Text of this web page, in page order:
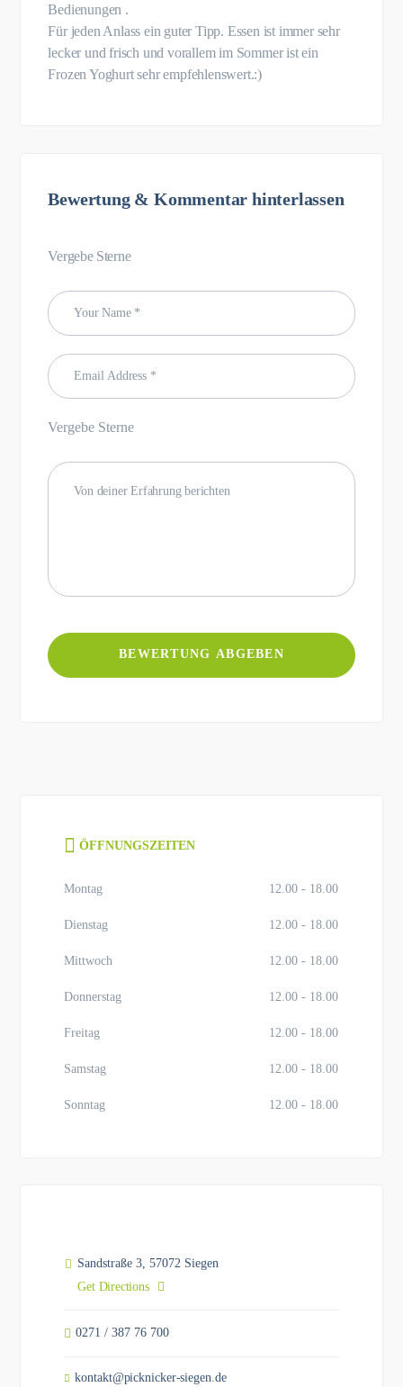
Bedienungen .
Für jeden Anlass ein guter Tipp. Essen ist immer sehr
lecker und frisch und vorallem im Sommer ist ein
Frozen Yoghurt sehr empfehlenswert.:)
Bewertung & Kommentar hinterlassen
Vergebe Sterne
Vergebe Sterne
ÖFFNUNGSZEITEN
Montag 12.00 - 18.00
Dienstag 12.00 - 18.00
Mittwoch 12.00 - 18.00
Donnerstag 12.00 - 18.00
Freitag 12.00 - 18.00
Samstag 12.00 - 18.00
Sonntag 12.00 - 18.00
Sandstraße 3, 57072 Siegen
Get Directions
0271 / 387 76 700
kontakt@picknicker-siegen.de